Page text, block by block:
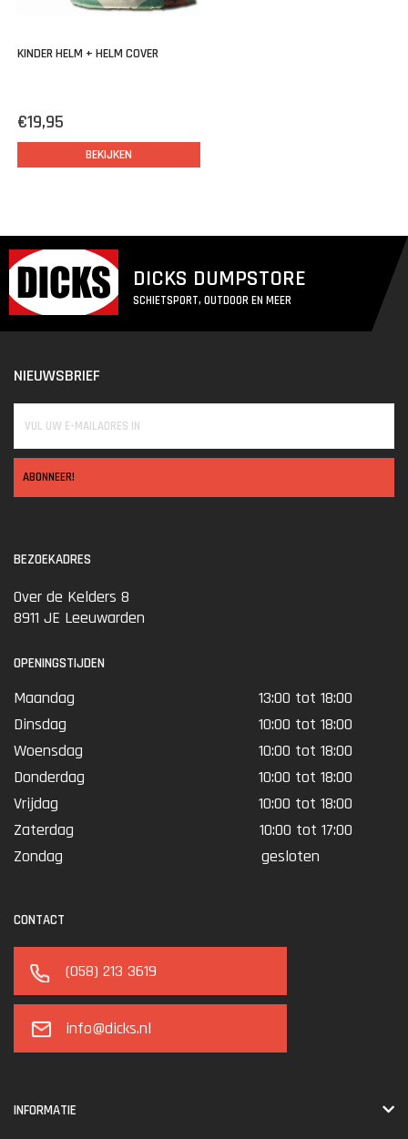
KINDER HELM + HELM COVER
€19,95
BEKIJKEN
DICKS DUMPSTORE
SCHIETSPORT, OUTDOOR EN MEER
NIEUWSBRIEF
ABONNEER!
BEZOEKADRES
Over de Kelders 8
8911 JE Leeuwarden
OPENINGSTIJDEN
Maandag
13:00 tot 18:00
Dinsdag
10:00 tot 18:00
Woensdag
10:00 tot 18:00
Donderdag
10:00 tot 18:00
Vrijdag
10:00 tot 18:00
Zaterdag
10:00 tot 17:00
Zondag
gesloten
CONTACT
(058) 213 3619
info@dicks.nl
INFORMATIE